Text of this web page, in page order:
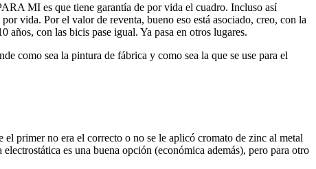
MI es que tiene garantía de por vida el cuadro. Incluso así
vida. Por el valor de reventa, bueno eso está asociado, creo, con la
con las bicis pase igual. Ya pasa en otros lugares.
como sea la pintura de fábrica y como sea la que se use para el
primer no era el correcto o no se le aplicó cromato de zinc al metal
es una buena opción (económica además), pero para otro